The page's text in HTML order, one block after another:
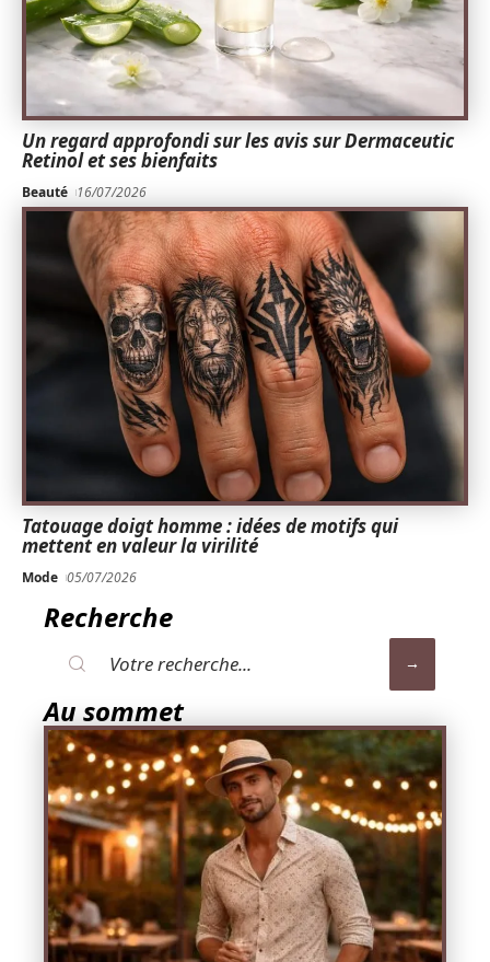
Un regard approfondi sur les avis sur Dermaceutic
Retinol et ses bienfaits
Beauté 16/07/2026
Tatouage doigt homme : idées de motifs qui
mettent en valeur la virilité
Mode 05/07/2026
Recherche
Au sommet